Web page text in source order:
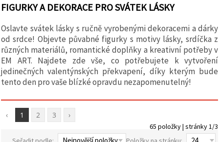
podobné
technologie,
zajistili
správné
fungování
webu,
zlepšili vaše
prostředí
při jeho
používání a
souhlasem
analyzovali
návštěvnost
relevantnější
FIGURKY A DEKORACE PRO SVÁTEK LÁSKY
Oslavte svátek lásky s ručně vyrobenými dekoracemi a dárky
od srdce! Objevte půvabné figurky s motivy lásky, srdíčka z
různých materiálů, romantické doplňky a kreativní potřeby v
EM ART. Najdete zde vše, co potřebujete k vytvoření
jedinečných valentýnských překvapení, díky kterým bude
tento den pro vaše blízké opravdu nezapomenutelný!
‹ 1 2 3 ›
65 položky | stránky 1/3